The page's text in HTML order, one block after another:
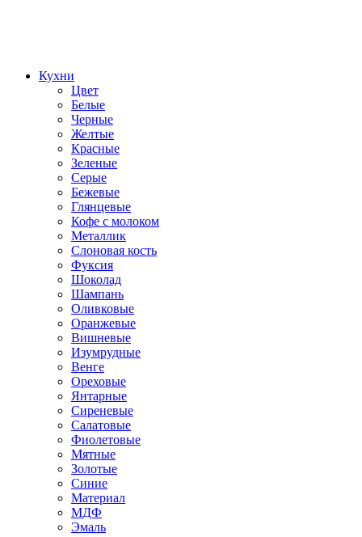
Кухни
Цвет
Белые
Черные
Желтые
Красные
Зеленые
Серые
Бежевые
Глянцевые
Кофе с молоком
Металлик
Слоновая кость
Фуксия
Шоколад
Шампань
Оливковые
Оранжевые
Вишневые
Изумрудные
Венге
Ореховые
Янтарные
Сиреневые
Салатовые
Фиолетовые
Мятные
Золотые
Синие
Материал
МДФ
Эмаль